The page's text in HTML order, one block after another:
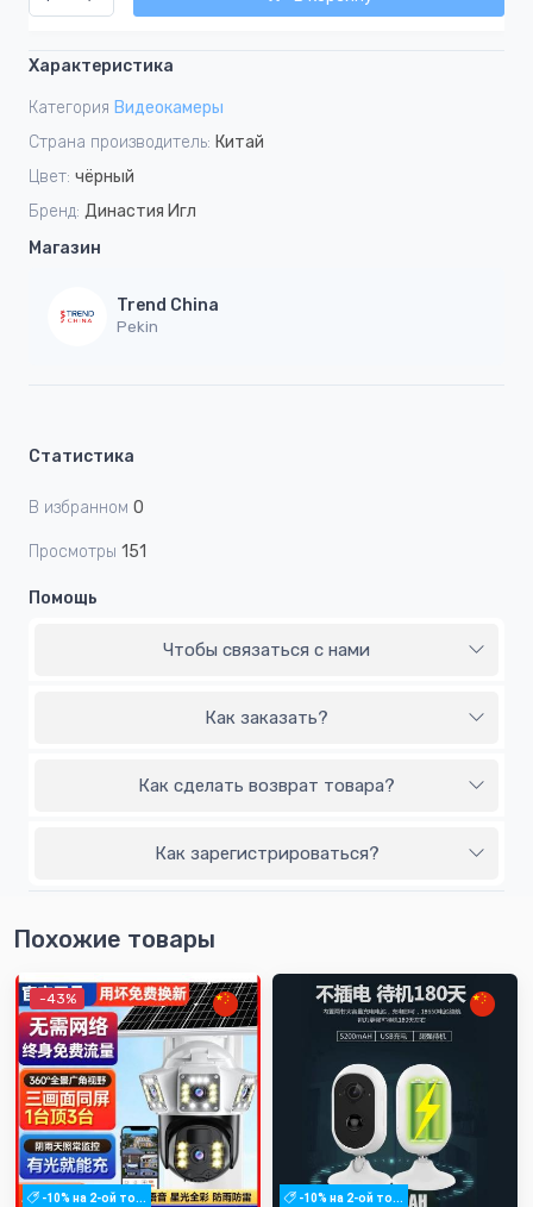
Характеристика
Категория Видеокамеры
Страна производитель: Китай
Цвет: чёрный
Бренд: Династия Игл
Магазин
Trend China
Pekin
Статистика
В избранном 0
Просмотры 151
Помощь
Чтобы связаться с нами
Как заказать?
Как сделать возврат товара?
Как зарегистрироваться?
Похожие товары
-43%
-10% на 2-ой то... -10% на 2-ой то...